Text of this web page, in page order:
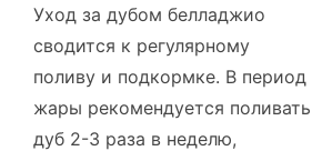
Уход за дубом белладжио
сводится к регулярному
поливу и подкормке. В период
жары рекомендуется поливать
дуб 2-3 раза в неделю,